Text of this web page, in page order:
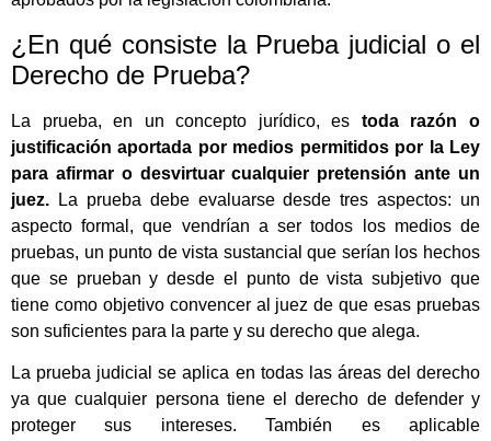
¿En qué consiste la Prueba judicial o el
Derecho de Prueba?
La prueba, en un concepto jurídico, es toda razón o
justificación aportada por medios permitidos por la Ley
para afirmar o desvirtuar cualquier pretensión ante un
juez. La prueba debe evaluarse desde tres aspectos: un
aspecto formal, que vendrían a ser todos los medios de
pruebas, un punto de vista sustancial que serían los hechos
que se prueban y desde el punto de vista subjetivo que
tiene como objetivo convencer al juez de que esas pruebas
son suficientes para la parte y su derecho que alega.
La prueba judicial se aplica en todas las áreas del derecho
ya que cualquier persona tiene el derecho de defender y
proteger sus intereses. También es aplicable